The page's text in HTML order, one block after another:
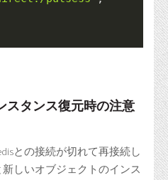
タンス復元時の注意
との接続が切れて再接続し
しいオブジェクトのインス